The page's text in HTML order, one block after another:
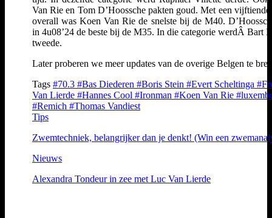
Van Rie en Tom D’Hoossche pakten goud. Met een vijftiende
overall was Koen Van Rie de snelste bij de M40.
in 4u08’24 de beste bij de M35. In die categorie werdÂ Bart
tweede.
Later proberen we meer updates van de overige Belgen te
Tags #70.3 #Bas Diederen #Boris Stein #Evert Scheltinga
Van Lierde #Hannes Cool #Ironman #Koen Van Rie
#Remich #Thomas Vandiest
Tips
Zwemtechniek, belangrijker dan je denkt! (Win een
Nieuws
Alexandra Tondeur in zee met Luc Van Lierde